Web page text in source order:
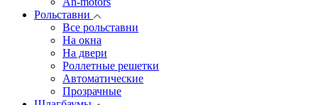
Рольставни
Все рольставни
На окна
На двери
Роллетные решетки
Автоматические
Прозрачные